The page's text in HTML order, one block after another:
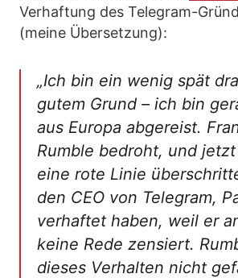
Verhaftung des Telegram-
(meine Übersetzung):
„Ich bin ein wenig spät
gutem Grund – ich bin
aus Europa abgereist.
Rumble bedroht, und
eine rote Linie
den CEO von Telegram,
verhaftet haben, weil er
keine Rede zensiert.
dieses Verhalten nicht